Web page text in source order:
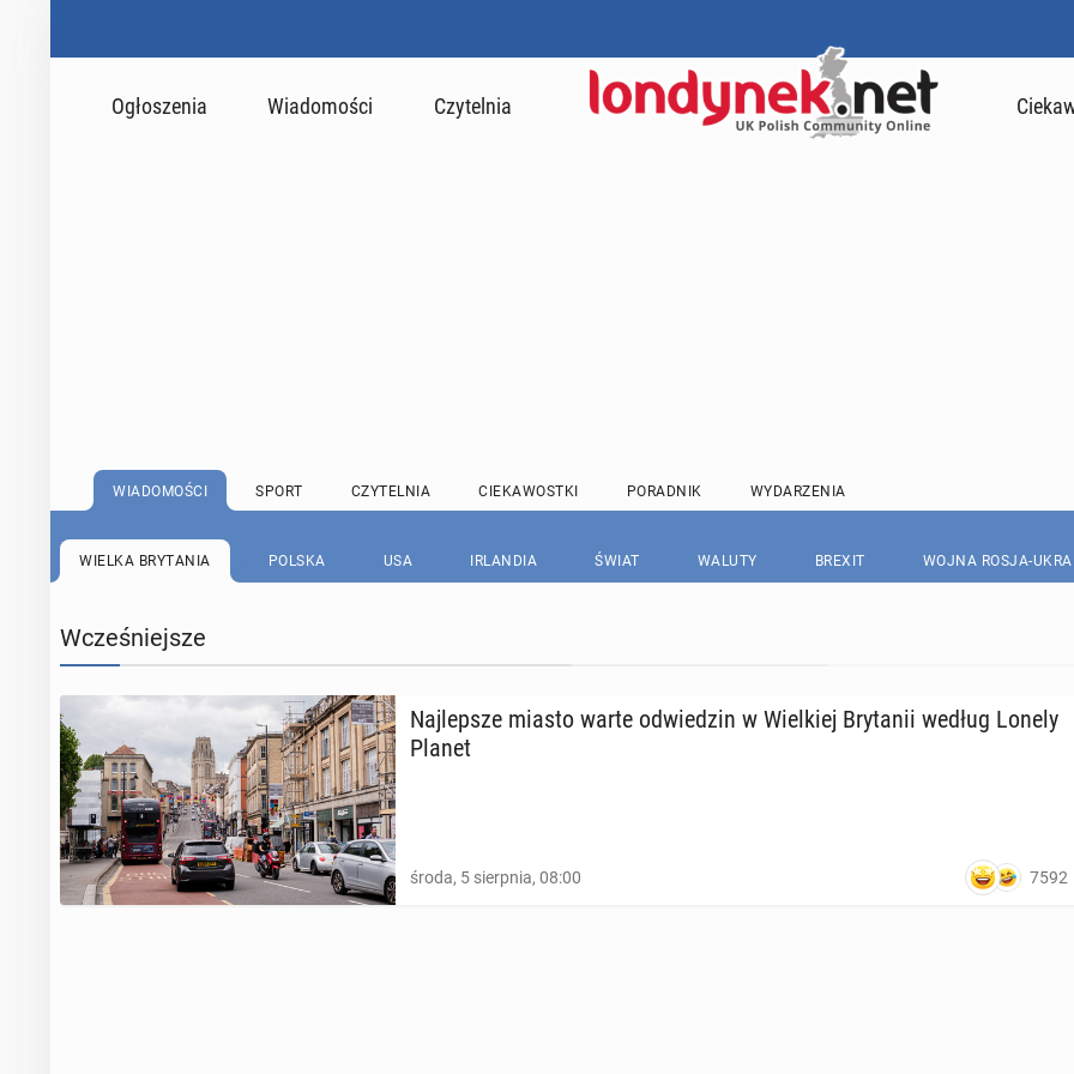
Ogłoszenia Wiadomości Czytelnia
WIADOMOŚCI SPORT CZYTELNIA CIEKAWOSTKI PORADNIK WYDARZENIA
WIELKA BRYTANIA POLSKA USA IRLANDIA ŚWIAT WALUTY BREXIT WOJNA ROSJA-
Wcześniejsze
Naj­lep­sze miasto warte od­wie­dzin w Wiel­kiej Bry­ta­nii według Lonely
Planet
środa, 5 sierpnia, 08:00 7592